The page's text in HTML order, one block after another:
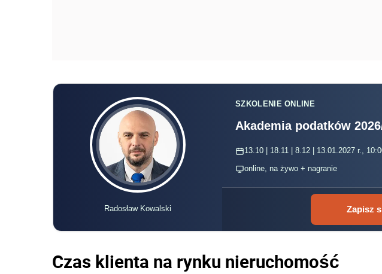
Radosław Kowalski
SZKOLENIE ONLINE
Akademia podatków
13.10 | 18.11 | 8.12 | 13.01.2027 r.,
online, na żywo + nagranie
Zapisz
Czas klienta na rynku nieruchomość